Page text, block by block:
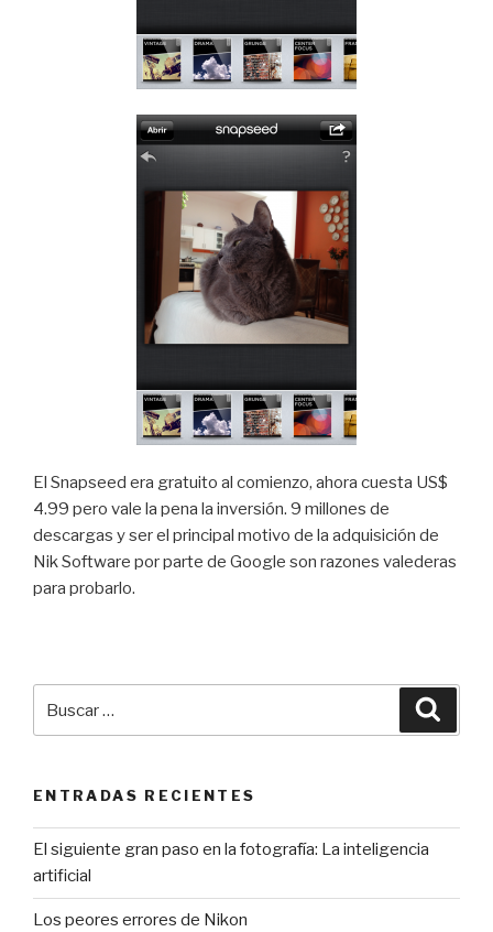
El Snapseed era gratuito al comienzo, ahora cuesta US$
4.99 pero vale la pena la inversión. 9 millones de
descargas y ser el principal motivo de la adquisición de
Nik Software por parte de Google son razones valederas
para probarlo.
por:
ENTRADAS RECIENTES
El siguiente gran paso en la fotografía: La inteligencia
artificial
Los peores errores de Nikon